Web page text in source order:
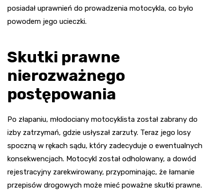
posiadał uprawnień do prowadzenia motocykla, co było
powodem jego ucieczki.
Skutki prawne
nierozważnego
postępowania
Po złapaniu, młodociany motocyklista został zabrany do
izby zatrzymań, gdzie usłyszał zarzuty. Teraz jego losy
spoczną w rękach sądu, który zadecyduje o ewentualnych
konsekwencjach. Motocykl został odholowany, a dowód
rejestracyjny zarekwirowany, przypominając, że łamanie
przepisów drogowych może mieć poważne skutki prawne.